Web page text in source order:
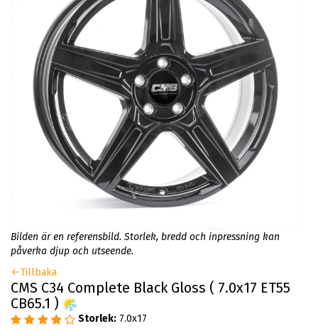
Bilden är en referensbild. Storlek, bredd och inpressning kan
påverka djup och utseende.
Tillbaka
CMS C34 Complete Black Gloss ( 7.0x17 ET55
CB65.1 )
Storlek: 7.0x17